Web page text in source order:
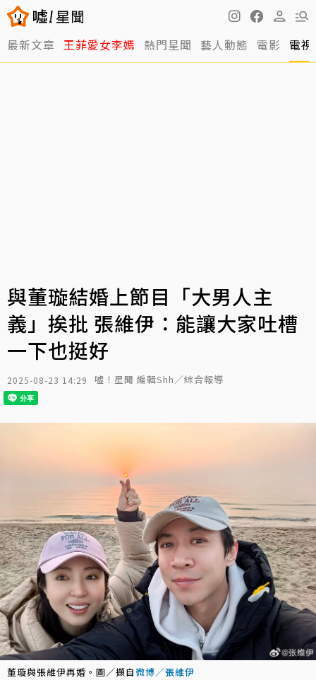
最新文章 王菲愛女李嫣 熱門星聞 藝人動態 電影 電視
與董璇結婚上節目「大男人主
義」挨批 張維伊：能讓大家吐槽
一下也挺好
2025-08-23 14:29 噓！星聞 編輯Shh／綜合報導
董璇與張維伊再婚。圖／擷自微博／張維伊